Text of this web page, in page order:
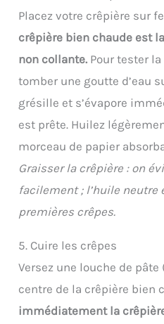
Placez votre crêpière sur
crêpière bien chaude est
non collante. Pour tester
tomber une goutte d’eau
grésille et s’évapore
est prête. Huilez
morceau de papier
Graisser la crêpière : on
facilement ; l’huile neutre
premières crêpes.
5. Cuire les crêpes
Versez une louche de
centre de la crêpière bien
immédiatement la